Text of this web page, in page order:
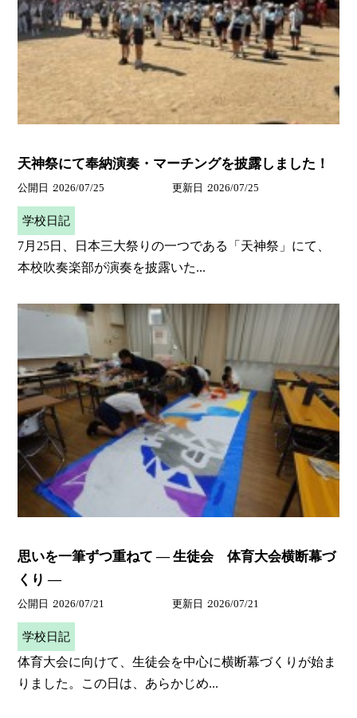
天神祭にて奉納演奏・マーチングを披露しました！
公開日 2026/07/25 更新日 2026/07/25
学校日記
7月25日、日本三大祭りの一つである「天神祭」にて、
本校吹奏楽部が演奏を披露いた...
思いを一筆ずつ重ねて ― 生徒会 体育大会横断幕づ
くり ―
公開日 2026/07/21 更新日 2026/07/21
学校日記
体育大会に向けて、生徒会を中心に横断幕づくりが始ま
りました。この日は、あらかじめ...